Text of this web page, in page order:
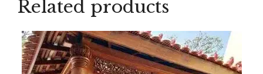
Related products